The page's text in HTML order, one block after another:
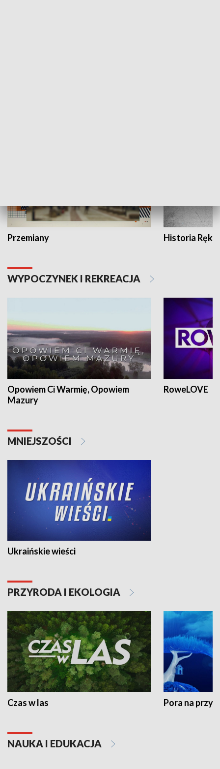
Przemiany Historia Ręką
WYPOCZYNEK I REKREACJA
Opowiem Ci Warmię, Opowiem
Mazury
RoweLOVE
MNIEJSZOŚCI
Ukraińskie wieści
PRZYRODA I EKOLOGIA
Czas w las Pora na
NAUKA I EDUKACJA